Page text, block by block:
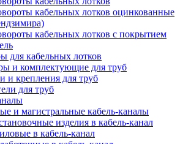
кабельных лотков оцинкованные
кабельных лотков с покрытием
для кабельных лотков
и комплектующие для труб
и крепления для труб
для труб
и магистральные кабель-каналы
изделия в кабель-канал
в кабель-канал